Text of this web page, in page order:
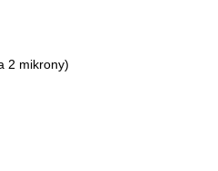
2 mikrony)